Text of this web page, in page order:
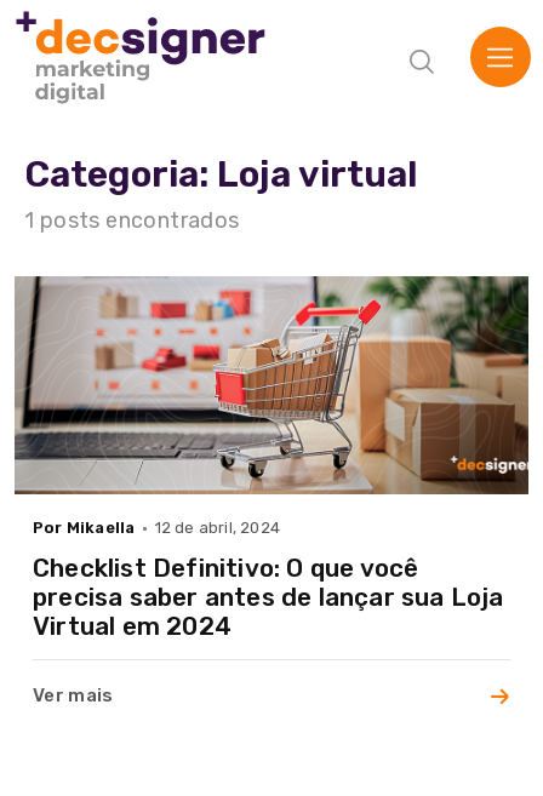
Home
A Agência
Cases
Blog
Contato
Categoria: Loja virtual
1 posts encontrados
Por Mikaella 12 de abril, 2024
Checklist Definitivo: O que você
precisa saber antes de lançar sua Loja
Virtual em 2024
Ver mais